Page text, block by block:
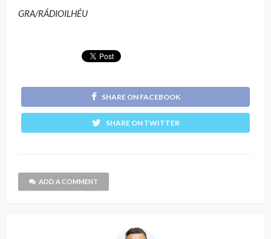
GRA/RÁDIOILHÉU
SHARE ON FACEBOOK
SHARE ON TWITTER
ADD A COMMENT